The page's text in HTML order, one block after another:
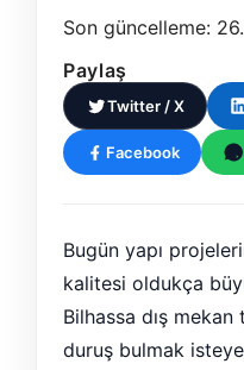
Son güncelleme:
Paylaş
Twitter / X
Facebook
Bugün yapı
kalitesi oldukça
Bilhassa dış
duruş bulmak